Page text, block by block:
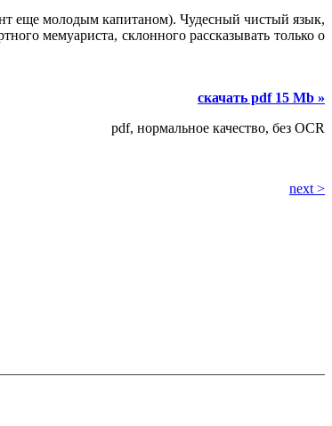
еще молодым капитаном). Чудесный чистый язык,
мемуариста, склонного рассказывать только о
скачать pdf 15 Mb »
pdf, нормальное качество, без OCR
next >